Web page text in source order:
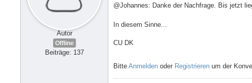
Autor
Offline
Beiträge: 137
@Johannes: Danke der Nachfrage. Bis jetzt
In diesem Sinne...
CU DK
Bitte Anmelden oder Registrieren um der